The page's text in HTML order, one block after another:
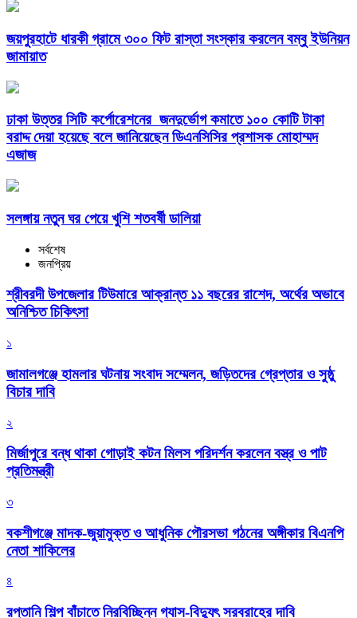
জয়পুরহাটে ধারকী গ্রামে ৩০০ ফিট রাস্তা সংস্কার করলেন বম্বু ইউনিয়ন
জামায়াত
ঢাকা উত্তর সিটি কর্পোরেশনের জনদুর্ভোগ কমাতে ১০০ কোটি টাকা
বরাদ্দ দেয়া হয়েছে বলে জানিয়েছেন ডিএনসিসির প্রশাসক মোহাম্মদ
এজাজ
সলঙ্গায় নতুন ঘর পেয়ে খুশি শতবর্ষী ডালিয়া
সর্বশেষ
জনপ্রিয়
শ্রীবরদী উপজেলার টিউমারে আক্রান্ত ১১ বছরের রাশেদ, অর্থের অভাবে
অনিশ্চিত চিকিৎসা
১
জামালগঞ্জে হামলার ঘটনায় সংবাদ সম্মেলন, জড়িতদের গ্রেপ্তার ও সুষ্ঠু
বিচার দাবি
২
মির্জাপুরে বন্ধ থাকা গোড়াই কটন মিলস পরিদর্শন করলেন বস্ত্র ও পাট
প্রতিমন্ত্রী
৩
বকশীগঞ্জে মাদক-জুয়ামুক্ত ও আধুনিক পৌরসভা গঠনের অঙ্গীকার বিএনপি
নেতা শাকিলের
৪
রপ্তানি শিল্প বাঁচাতে নিরবিচ্ছিন্ন গ্যাস-বিদ্যুৎ সরবরাহের দাবি